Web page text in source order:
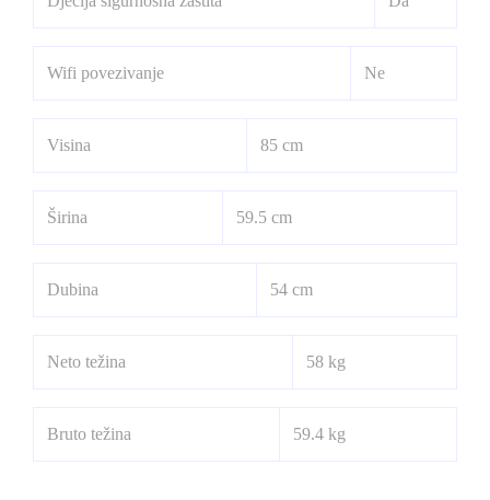
Wifi povezivanje Ne
Visina 85 cm
Širina 59.5 cm
Dubina 54 cm
Neto težina 58 kg
Bruto težina 59.4 kg